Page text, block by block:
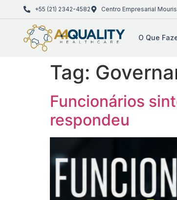
+55 (21) 2342-4582 Centro Empresarial
O Que
Tag:
Funcionários
respondeu